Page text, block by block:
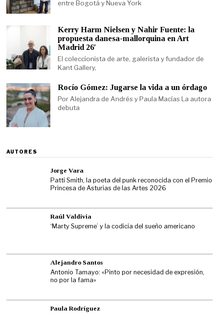
entre Bogotá y Nueva York
Kerry Harm Nielsen y Nahir Fuente: la
propuesta danesa-mallorquina en Art
Madrid 26′
El coleccionista de arte, galerista y fundador de
Kant Gallery,
Rocío Gómez: Jugarse la vida a un órdago
Por Alejandra de Andrés y Paula Macías La autora
debuta
AUTORES
Jorge Vara
Patti Smith, la poeta del punk reconocida con el Premio
Princesa de Asturias de las Artes 2026
Raúl Valdivia
‘Marty Supreme’ y la codicia del sueño americano
Alejandro Santos
Antonio Tamayo: «Pinto por necesidad de expresión,
no por la fama»
Paula Rodríguez